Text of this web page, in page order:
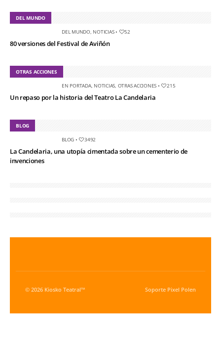
DEL MUNDO
DEL MUNDO, NOTICIAS• 52
80 versiones del Festival de Aviñón
OTRAS ACCIONES
EN PORTADA, NOTICIAS OTRAS ACCIONES • 215
Un repaso por la historia del Teatro La Candelaria
BLOG
BLOG • 3492
La Candelaria, una utopía cimentada sobre un cementerio de
invenciones
© 2026 Kiosko Teatral™ Soporte Pixel Polen